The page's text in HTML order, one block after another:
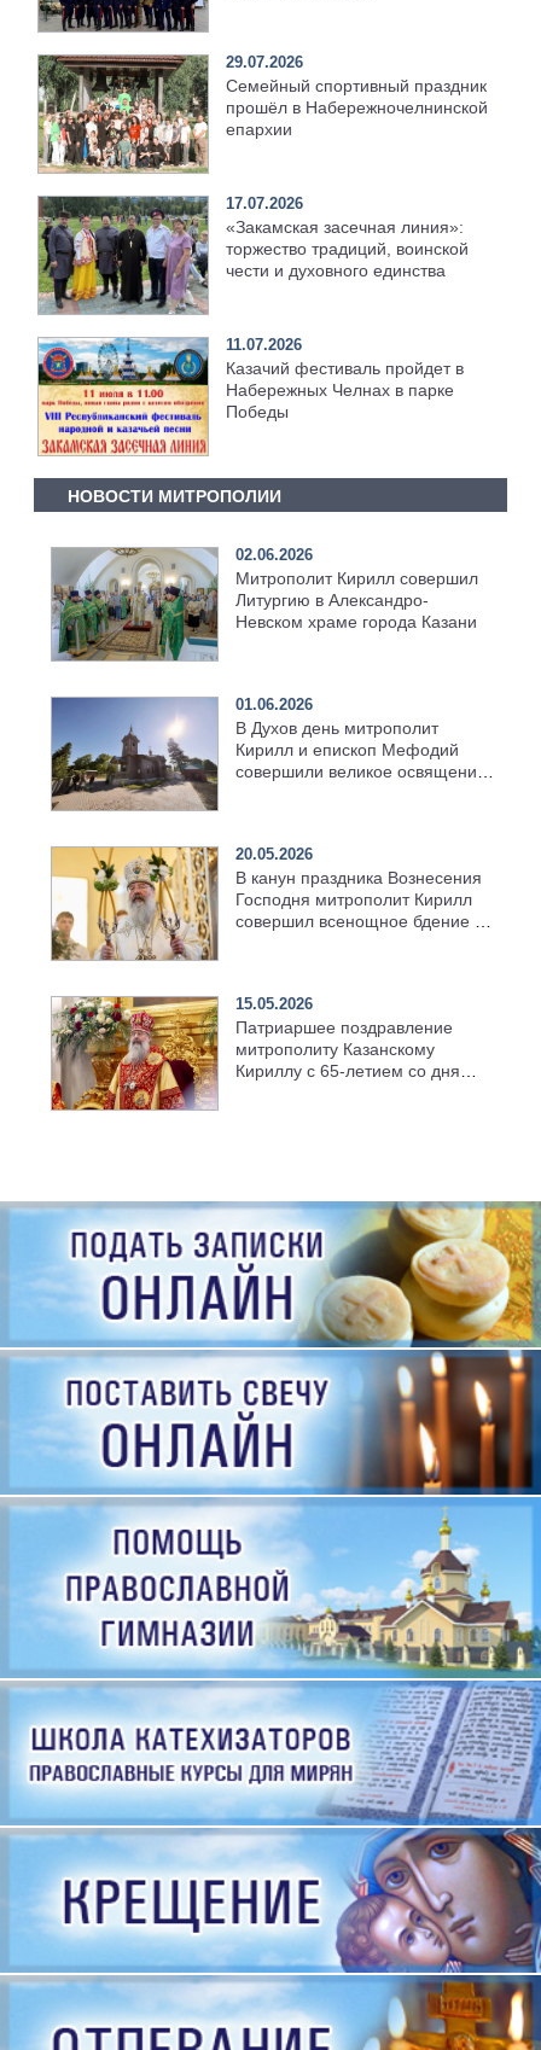
29.07.2026
Семейный спортивный праздник
прошёл в Набережночелнинской
епархии
17.07.2026
«Закамская засечная линия»:
торжество традиций, воинской
чести и духовного единства
11.07.2026
Казачий фестиваль пройдет в
Набережных Челнах в парке
Победы
НОВОСТИ МИТРОПОЛИИ
02.06.2026
Митрополит Кирилл совершил
Литургию в Александро-
Невском храме города Казани
01.06.2026
В Духов день митрополит
Кирилл и епископ Мефодий
совершили великое освящение
20.05.2026
В канун праздника Вознесения
Господня митрополит Кирилл
совершил всенощное бдение в
15.05.2026
Патриаршее поздравление
митрополиту Казанскому
Кириллу с 65-летием со дня